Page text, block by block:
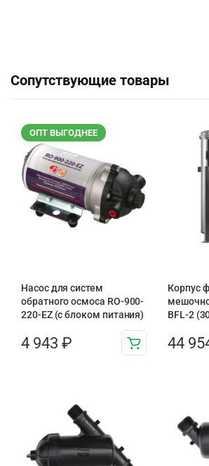
Сопутствующие товары
ОПТ ВЫГОДНЕЕ
Насос для систем
обратного осмоса RO-900-
220-EZ (с блоком питания)
4 943 ₽
Корпус
BFL-2
44